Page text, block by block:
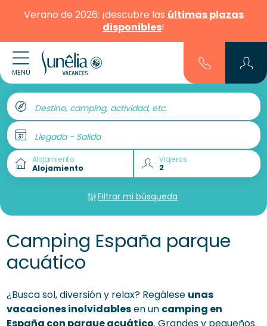
Verano de 2026: ¡descubre las últimas plazas
disponibles!
MENÚ
Destino, camping, actividad, etc.
Llegada - Salida
Alojamiento Viajeros
Filtrar mi búsqueda
Camping España parque
acuático
¿Busca sol, diversión y relax? Regálese unas
vacaciones inolvidablesen un camping en